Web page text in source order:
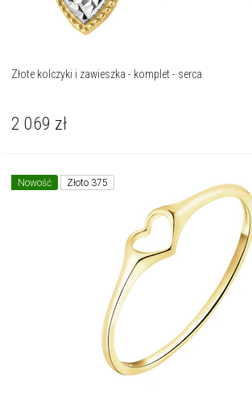
Złote kolczyki i zawieszka - komplet - serca
2 069 zł
Nowość Złoto 375